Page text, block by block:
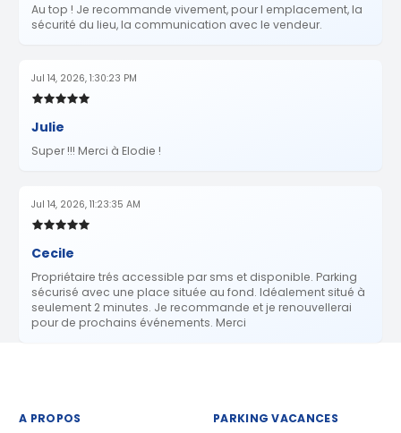
Au top ! Je recommande vivement, pour l emplacement, la
sécurité du lieu, la communication avec le vendeur.
Jul 14, 2026, 1:30:23 PM
Julie
Super !!! Merci à Elodie !
Jul 14, 2026, 11:23:35 AM
Cecile
Propriétaire trés accessible par sms et disponible. Parking
sécurisé avec une place située au fond. Idéalement situé à
seulement 2 minutes. Je recommande et je renouvellerai
pour de prochains événements. Merci
A PROPOS PARKING VACANCES